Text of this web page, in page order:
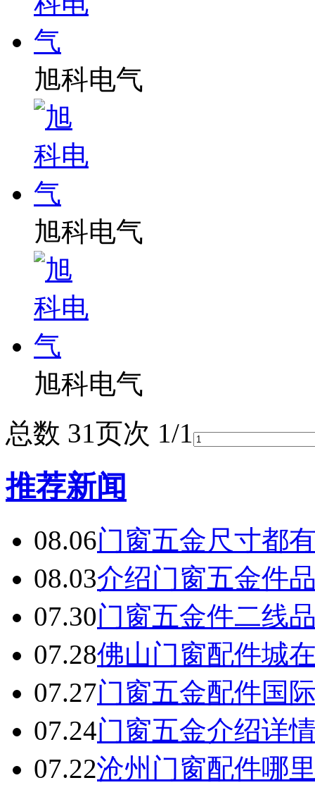
旭科电气
旭科电气
旭科电气
总数 31页次 1/1
推荐新闻
08.06门窗五金尺寸都
08.03介绍门窗五金件
07.30门窗五金件二线
07.28佛山门窗配件城
07.27门窗五金配件国
07.24门窗五金介绍详
07.22沧州门窗配件哪